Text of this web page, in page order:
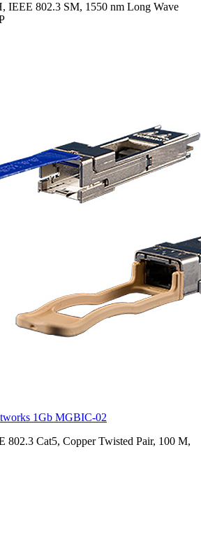
IEEE 802.3 SM, 1550 nm Long Wave
1Gb MGBIC-02
802.3 Cat5, Copper Twisted Pair, 100 M,